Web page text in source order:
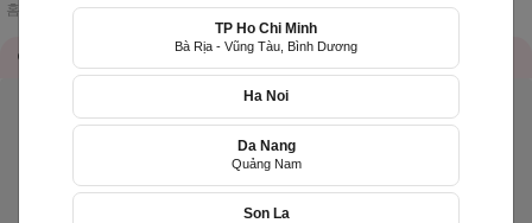
홈페이지 / 점포 목록 / Hoa Yêu Thương (HYT)
QR Code
TP Ho Chi Minh
Bà Rịa - Vũng Tàu, Bình Dương
Ha Noi
Da Nang
Quảng Nam
Son La